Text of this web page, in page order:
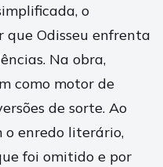
o
que Odisseu enfrenta
Na obra,
como motor de
de sorte. Ao
o enredo literário,
foi omitido e por